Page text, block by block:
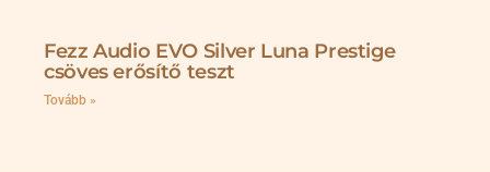
Fezz Audio EVO Silver Luna Prestige
csöves erősítő teszt
Tovább »